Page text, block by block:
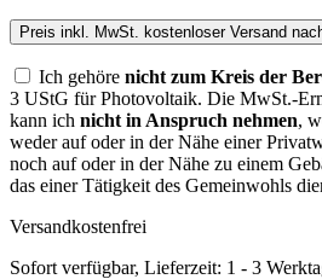
Preis inkl. MwSt. kostenloser Versand
Ich gehöre nicht zum Kreis der
3 UStG für Photovoltaik. Die MwSt.-
kann ich nicht in Anspruch nehmen,
weder auf oder in der Nähe einer
noch auf oder in der Nähe zu einem
das einer Tätigkeit des Gemeinwohls
Versandkostenfrei
Sofort verfügbar, Lieferzeit: 1 - 3